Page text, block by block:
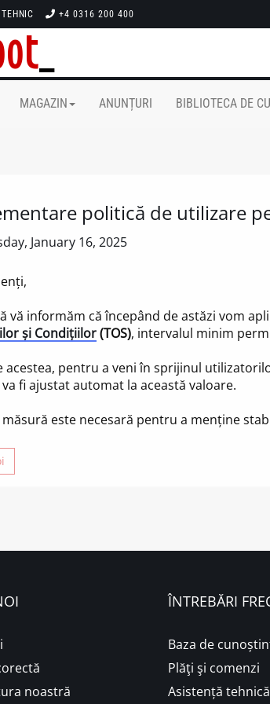
+4 0316 200 400
MAGAZIN ANUNȚURI BIBLIOTECA DE
politică de utilizare
January 16, 2025
vă informăm că începând de astăzi vom
și Condițiilor(TOS), intervalul minim
acestea, pentru a veni în sprijinul
fi ajustat automat la această valoare.
măsură este necesară pentru a menține
noastră
ÎNTREBĂRI
Baza de
Plăţi şi comenzi
Asistență